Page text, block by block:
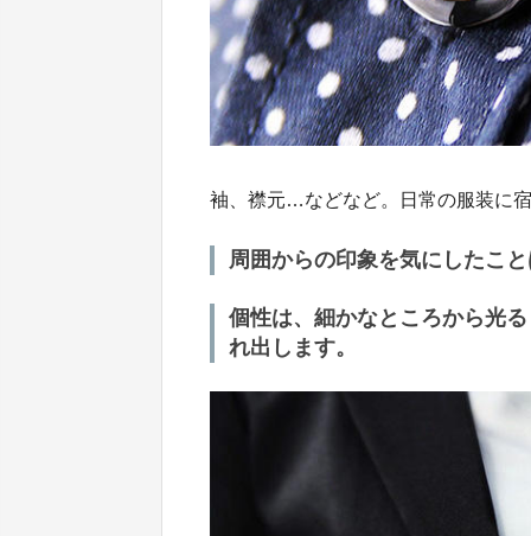
袖、襟元…などなど。日常の服装に
周囲からの印象を気にしたこ
個性は、細かなところから光
れ出します。